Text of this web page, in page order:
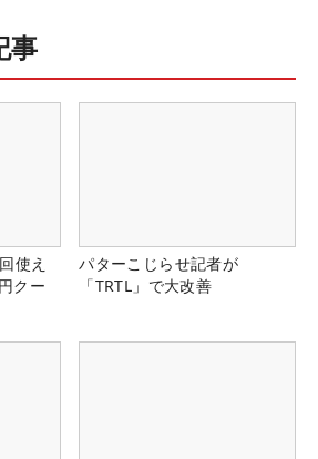
事
使え
クー
パターこじらせ記者が
「TRTL」で大改善